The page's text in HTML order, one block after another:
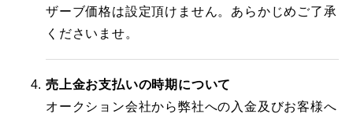
ザーブ価格は設定頂けません。あらかじめご了承
くださいませ。
売上金お支払いの時期について
オークション会社から弊社への入金及びお客様へ